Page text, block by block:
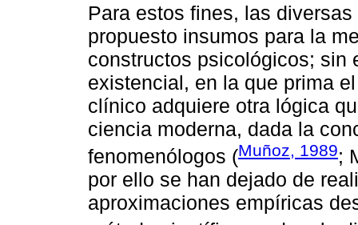
Para estos fines, las
propuesto insumos para la
constructos psicológicos; sin
existencial, en la que prima
clínico adquiere otra lógica
ciencia moderna, dada la
fenomenólogos (Muñoz, 1989;
por ello se han dejado de
aproximaciones empíricas